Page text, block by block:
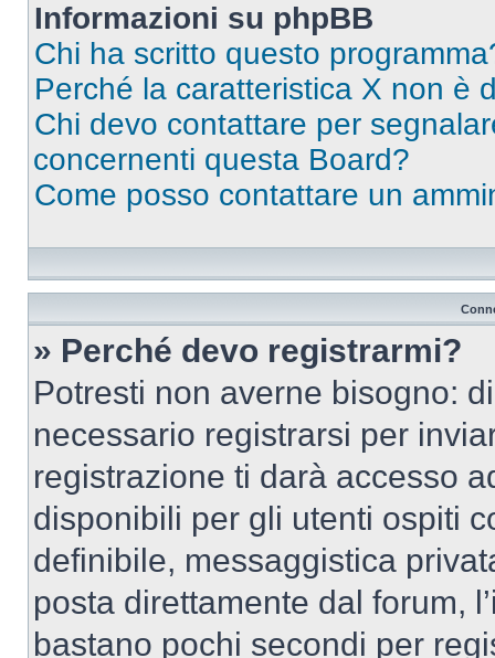
Informazioni su phpBB
Chi ha scritto questo
Perché la caratteristica X non è
Chi devo contattare per
concernenti questa Board?
Come posso contattare un
» Perché devo registrarmi?
Potresti non averne bisogno:
necessario registrarsi per
registrazione ti darà accesso
disponibili per gli utenti ospiti
definibile, messaggistica
posta direttamente dal forum,
bastano pochi secondi per